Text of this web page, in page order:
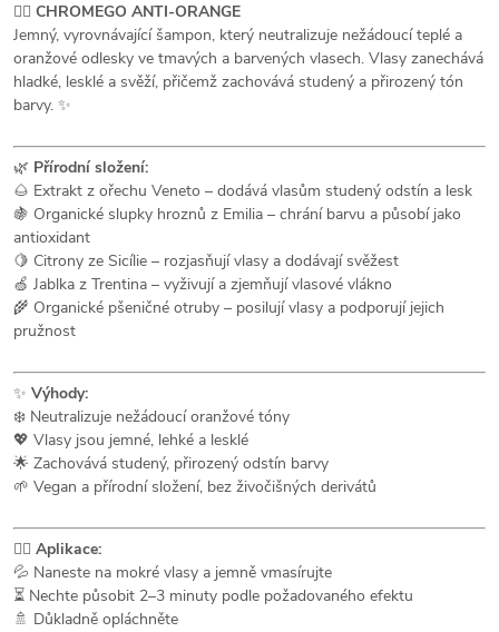
💆‍♀️ CHROMEGO ANTI-ORANGE
Jemný, vyrovnávající šampon, který neutralizuje nežádoucí teplé a
oranžové odlesky ve tmavých a barvených vlasech. Vlasy zanechává
hladké, lesklé a svěží, přičemž zachovává studený a přirozený tón
barvy. ✨
🌿 Přírodní složení:
🌰 Extrakt z ořechu Veneto – dodává vlasům studený odstín a lesk
🍇 Organické slupky hroznů z Emilia – chrání barvu a působí jako
antioxidant
🍋 Citrony ze Sicílie – rozjasňují vlasy a dodávají svěžest
🍏 Jablka z Trentina – vyživují a zjemňují vlasové vlákno
🌾 Organické pšeničné otruby – posilují vlasy a podporují jejich
pružnost
✨ Výhody:
❄️ Neutralizuje nežádoucí oranžové tóny
💖 Vlasy jsou jemné, lehké a lesklé
🌟 Zachovává studený, přirozený odstín barvy
🌱 Vegan a přírodní složení, bez živočišných derivátů
💆‍♀️ Aplikace:
💦 Naneste na mokré vlasy a jemně vmasírujte
⏳ Nechte působit 2–3 minuty podle požadovaného efektu
🚿 Důkladně opláchněte